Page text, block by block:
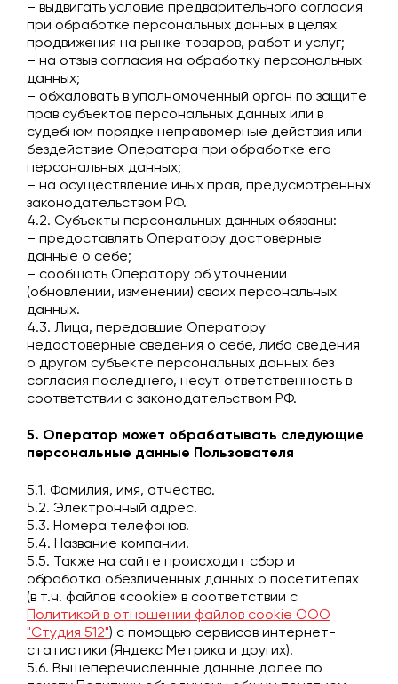
– выдвигать условие предварительного согласия
при обработке персональных данных в целях
продвижения на рынке товаров, работ и услуг;
– на отзыв согласия на обработку персональных
данных;
– обжаловать в уполномоченный орган по защите
прав субъектов персональных данных или в
судебном порядке неправомерные действия или
бездействие Оператора при обработке его
персональных данных;
– на осуществление иных прав, предусмотренных
законодательством РФ.
4.2. Субъекты персональных данных обязаны:
– предоставлять Оператору достоверные
данные о себе;
– сообщать Оператору об уточнении
(обновлении, изменении) своих персональных
данных.
4.3. Лица, передавшие Оператору
недостоверные сведения о себе, либо сведения
о другом субъекте персональных данных без
согласия последнего, несут ответственность в
соответствии с законодательством РФ.
5. Оператор может обрабатывать следующие
персональные данные Пользователя
5.1. Фамилия, имя, отчество.
5.2. Электронный адрес.
5.3. Номера телефонов.
5.4. Название компании.
5.5. Также на сайте происходит сбор и
обработка обезличенных данных о посетителях
(в т.ч. файлов «cookie» в соответствии с
Политикой в отношении файлов cookie ООО
"Студия 512") с помощью сервисов интернет-
статистики (Яндекс Метрика и других).
5.6. Вышеперечисленные данные далее по